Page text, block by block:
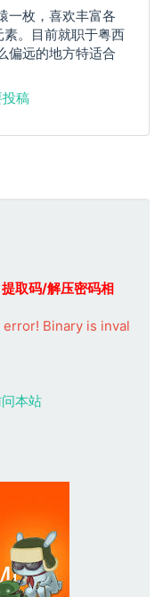
一枚，喜欢丰富各
。目前就职于粤西
偏远的地方特适合
稿
取码/解压密码相
Binary is inval
本站